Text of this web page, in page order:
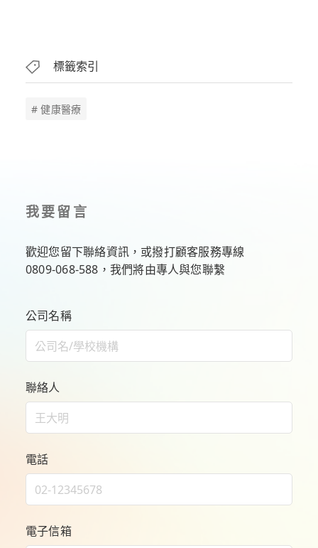
標籤索引
# 健康醫療
我要留言
歡迎您留下聯絡資訊，或撥打顧客服務專線
0809-068-588 ，我們將由專人與您聯繫
公司名稱
聯絡人
電話
電子信箱